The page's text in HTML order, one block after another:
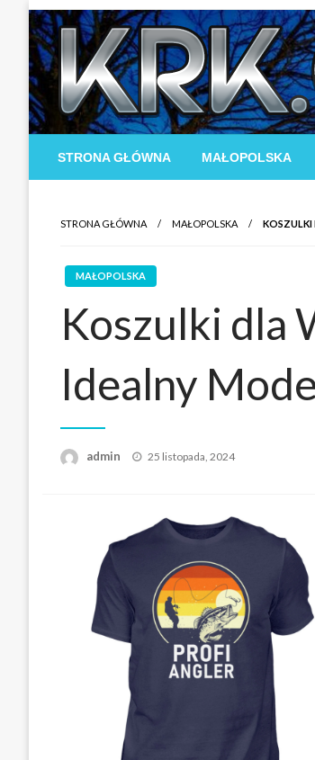
content
STRONA GŁÓWNA MAŁOPOLSKA
STRONA GŁÓWNA MAŁOPOLSKA KOSZULKI
MAŁOPOLSKA
Koszulki dla
Idealny
admin
Opublikowane
25 listopada, 2024